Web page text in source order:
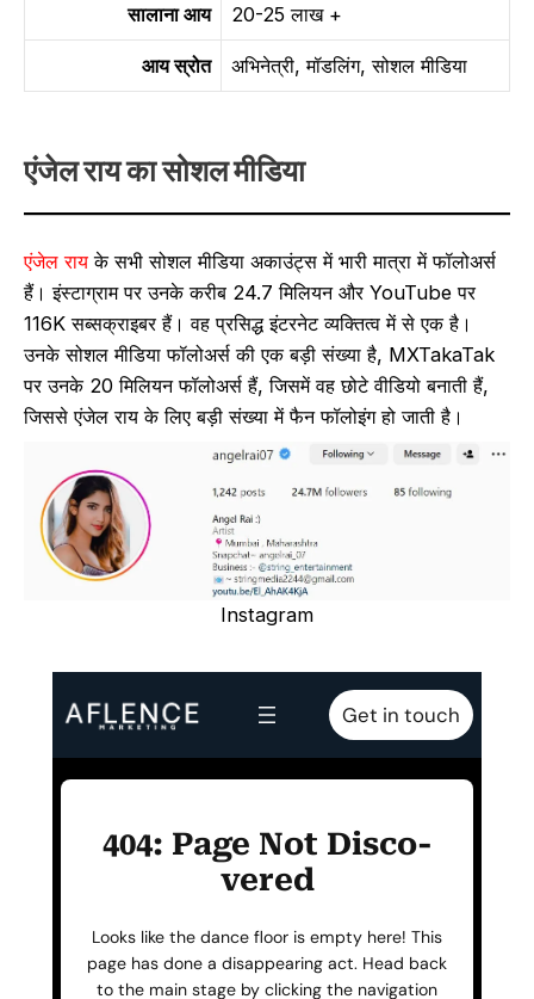
सालानाआय 20-25 लाख +
आय स्रोत अभिनेत्री, मॉडलिंग, सोशल मीडिया
एंजेल राय का सोशल मीडिया
एंजेल राय के सभी सोशल मीडिया अकाउंट्स में भारी मात्रा में फॉलोअर्स
हैं। इंस्टाग्राम पर उनके करीब 24.7 मिलियन और YouTube पर
116K सब्सक्राइबर हैं। वह प्रसिद्ध इंटरनेट व्यक्तित्व में से एक है।
उनके सोशल मीडिया फॉलोअर्स की एक बड़ी संख्या है, MXTakaTak
पर उनके 20 मिलियन फॉलोअर्स हैं, जिसमें वह छोटे वीडियो बनाती हैं,
जिससे एंजेल राय के लिए बड़ी संख्या में फैन फॉलोइंग हो जाती है।
Instagram